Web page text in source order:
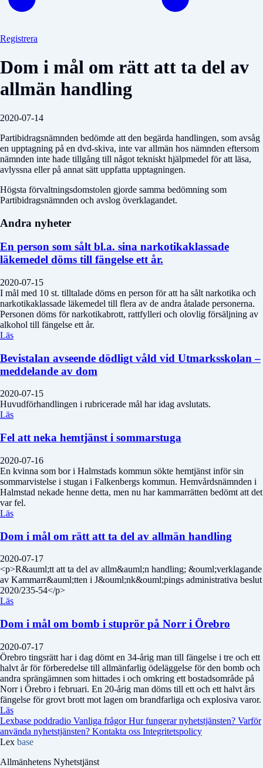
Registrera
Dom i mål om rätt att ta del av
allmän handling
2020-07-14
Partibidragsnämnden bedömde att den begärda handlingen, som avsåg
en upptagning på en dvd-skiva, inte var allmän hos nämnden eftersom
nämnden inte hade tillgång till något tekniskt hjälpmedel för att läsa,
avlyssna eller på annat sätt uppfatta upptagningen.
Högsta förvaltningsdomstolen gjorde samma bedömning som
Partibidragsnämnden och avslog överklagandet.
Andra nyheter
En person som sålt bl.a. sina narkotikaklassade
läkemedel döms till fängelse ett år.
2020-07-15
I mål med 10 st. tilltalade döms en person för att ha sålt narkotika och
narkotikaklassade läkemedel till flera av de andra åtalade personerna.
Personen döms för narkotikabrott, rattfylleri och olovlig försäljning av
alkohol till fängelse ett år.
Läs
Bevistalan avseende dödligt våld vid Utmarksskolan –
meddelande av dom
2020-07-15
Huvudförhandlingen i rubricerade mål har idag avslutats.
Läs
Fel att neka hemtjänst i sommarstuga
2020-07-16
En kvinna som bor i Halmstads kommun sökte hemtjänst inför sin
sommarvistelse i stugan i Falkenbergs kommun. Hemvårdsnämnden i
Halmstad nekade henne detta, men nu har kammarrätten bedömt att det
var fel.
Läs
Dom i mål om rätt att ta del av allmän handling
2020-07-17
<p>R&auml;tt att ta del av allm&auml;n handling; &ouml;verklagande
av Kammarr&auml;tten i J&ouml;nk&ouml;pings administrativa beslut
2020/235-54</p>
Läs
Dom i mål om bomb i stuprör på Norr i Örebro
2020-07-17
Örebro tingsrätt har i dag dömt en 34-årig man till fängelse i tre och ett
halvt år för förberedelse till allmänfarlig ödeläggelse för den bomb och
andra sprängämnen som hittades i och omkring ett bostadsområde på
Norr i Örebro i februari. En 20-årig man döms till ett och ett halvt års
fängelse för grovt brott mot lagen om brandfarliga och explosiva varor.
Läs
Lexbase poddradio Vanliga frågorHur fungerar nyhetstjänsten? Varför
använda nyhetstjänsten? Kontakta oss Integritetspolicy
Lex base
Allmänhetens Nyhetstjänst